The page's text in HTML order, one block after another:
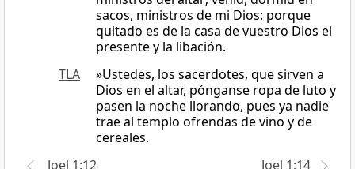
sacos, ministros de mi Dios: porque
quitado es de la casa de vuestro Dios el
presente y la libación.
TLA
»Ustedes, los sacerdotes, que sirven a
Dios en el altar, pónganse ropa de luto y
pasen la noche llorando, pues ya nadie
trae al templo ofrendas de vino y de
cereales.
Joel 1:12
Joel 1:14